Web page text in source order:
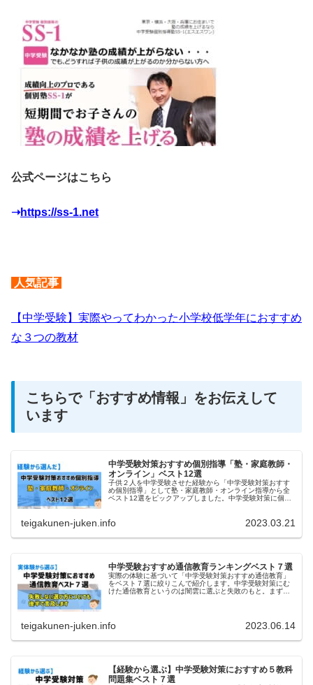
公式ページはこちら
➝https://ss-1.net
人気記事
【中学受験】実際やってわかった小学校低学年におすすめ
な３つの教材
こちらで「おすすめ情報」をお伝えして
います
中学受験対策おすすめ個別指導「塾・家庭教師・
オンライン」ベスト12選
子供２人を中学受験させた経験から「中学受験対策おすす
め個別指導」として塾・家庭教師・オンライン指導から全
ベスト12選をピックアップしました。中学受験対策に個別
teigakunen-juken.info 2023.03.21
中学受験おすすめ通信教育ランキングベスト７選
実際の体験に基づいて「中学受験対策おすすめ通信教育」
をベスト７選に絞りこんで紹介します。中学受験対策にむ
けた通信教育というのは闇雲に選ぶと失敗のもと。まずは
teigakunen-juken.info 2023.06.14
【経験から選ぶ】中学受験対策におすすめ５教科
問題集ベスト７選